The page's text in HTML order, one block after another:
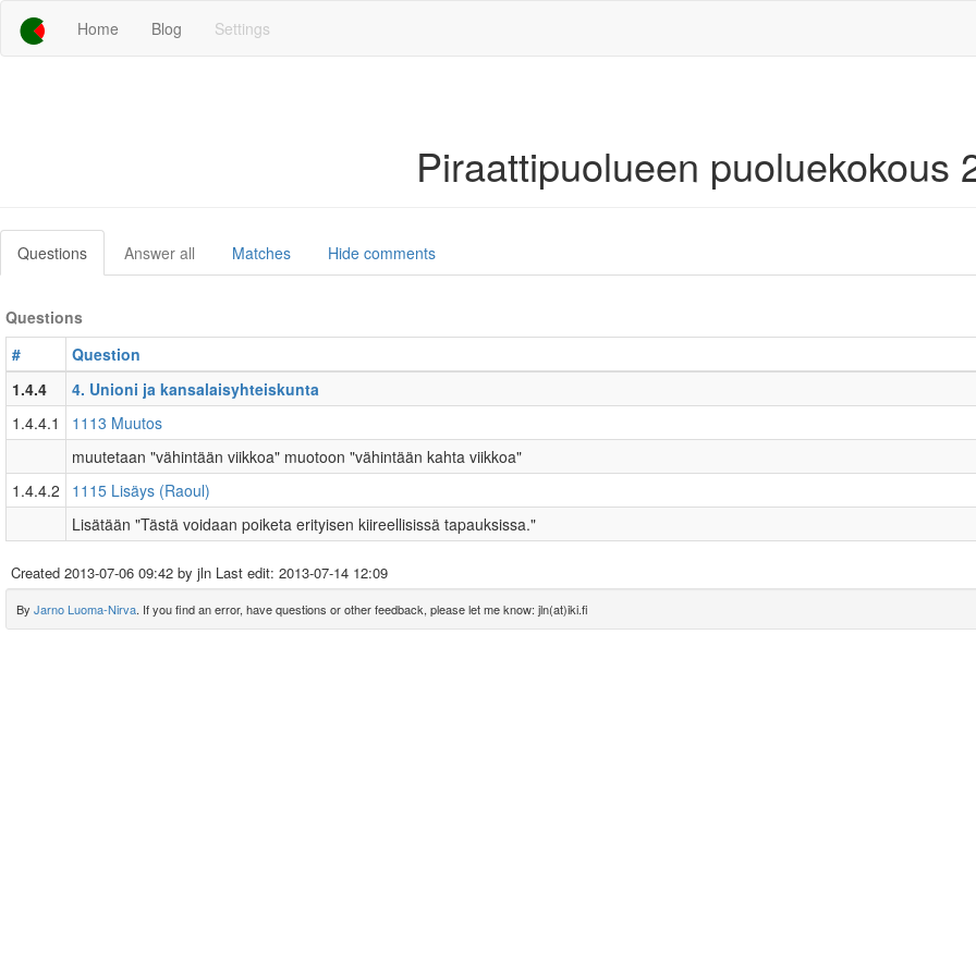
Home Blog Settings
Piraattipuolueen puoluekokous
Questions Answer all Matches Hide comments
Questions
#
Question
1.4.4
4. Unioni ja kansalaisyhteiskunta
1.4.4.1
1113 Muutos
muutetaan "vähintään viikkoa" muotoon "vähintään kahta viikkoa"
1.4.4.2
1115 Lisäys (Raoul)
Lisätään "Tästä voidaan poiketa erityisen kiireellisissä tapauksissa."
Created 2013-07-06 09:42 by jln Last edit: 2013-07-14 12:09
By Jarno Luoma-Nirva. If you find an error, have questions or other feedback, please let me know: jln(at)iki.fi